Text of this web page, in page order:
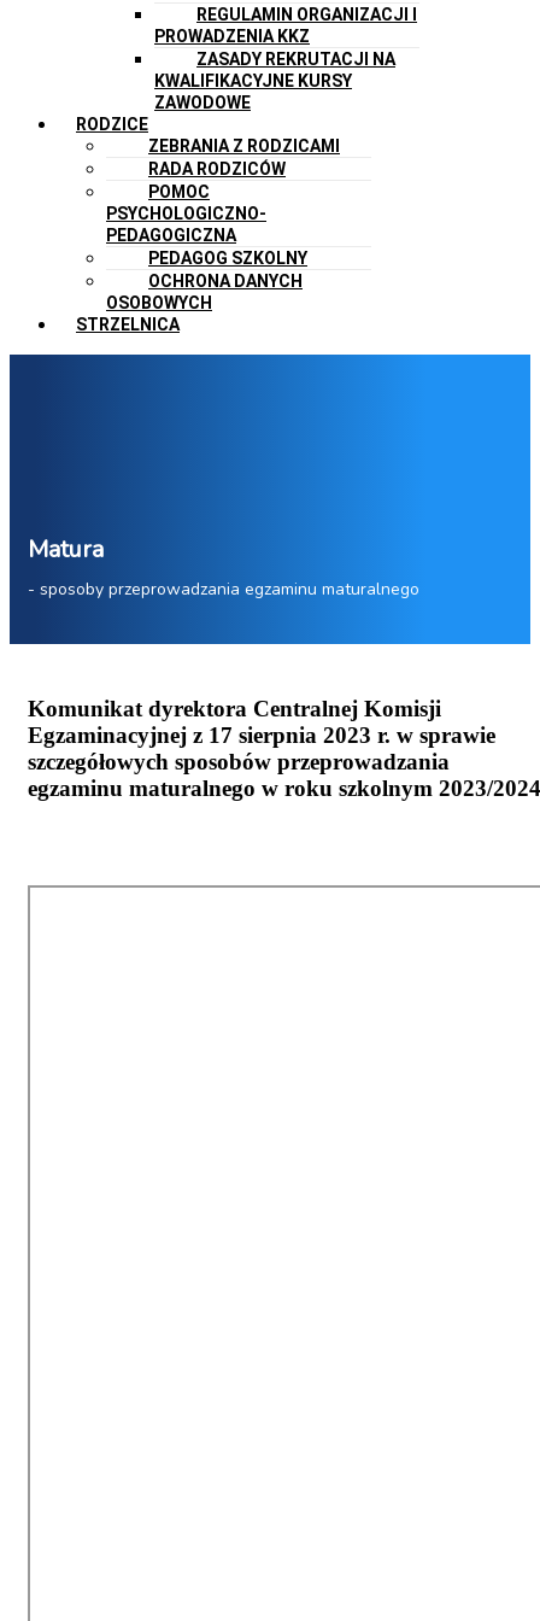
REGULAMIN ORGANIZACJI I
PROWADZENIA KKZ
ZASADY REKRUTACJI NA
KWALIFIKACYJNE KURSY
ZAWODOWE
RODZICE
ZEBRANIA Z RODZICAMI
RADA RODZICÓW
POMOC
PSYCHOLOGICZNO-
PEDAGOGICZNA
PEDAGOG SZKOLNY
OCHRONA DANYCH
OSOBOWYCH
STRZELNICA
Matura
- sposoby przeprowadzania egzaminu maturalnego
Komunikat dyrektora Centralnej Komisji
Egzaminacyjnej z 17 sierpnia 2023 r. w sprawie
szczegółowych sposobów przeprowadzania
egzaminu maturalnego w roku szkolnym 2023/2024